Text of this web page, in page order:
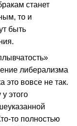
станет
то и
быть
либерализма
это вовсе не так.
этого
то полностью